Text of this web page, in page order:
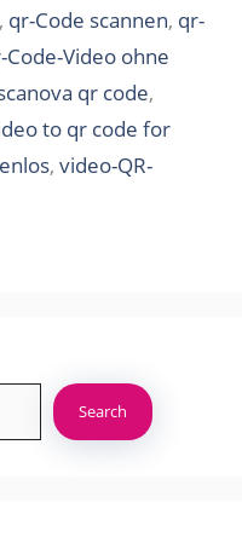
, qr-Code scannen, qr-
Code-Video ohne
qr code,
to qr code for
, video-QR-
Search